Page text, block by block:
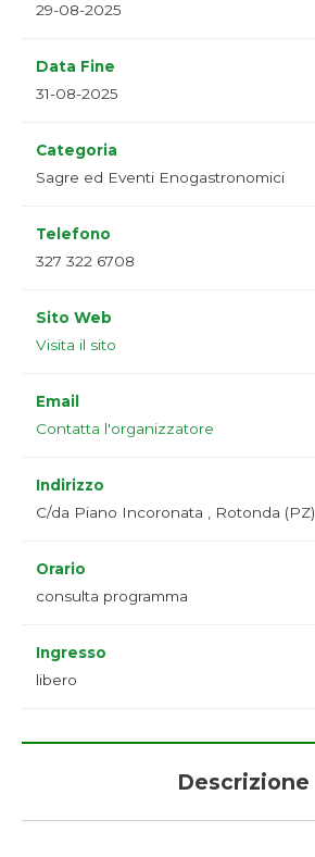
29-08-2025
Data Fine
31-08-2025
Categoria
Sagre ed Eventi Enogastronomici
Telefono
327 322 6708
Sito Web
Visita il sito
Email
Contatta l'organizzatore
Indirizzo
C/da Piano Incoronata , Rotonda (PZ)
Orario
consulta programma
Ingresso
libero
Descrizione